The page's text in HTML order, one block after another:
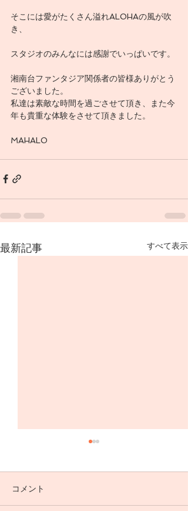
そこには愛がたくさん溢れALOHAの風が吹
き、
スタジオのみんなには感謝でいっぱいです。
湘南台ファンタジア関係者の皆様ありがとう
ございました。
私達は素敵な時間を過ごさせて頂き、また今
年も貴重な体験をさせて頂きました。
MAHALO
最新記事 すべて表示
コメント